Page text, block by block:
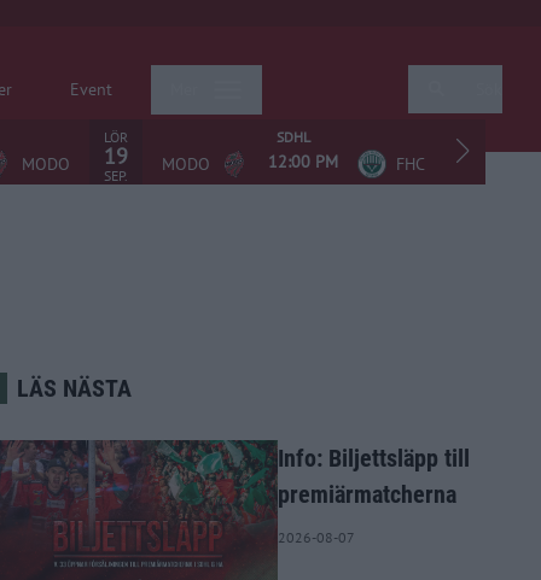
Event
MODO
LÖR
19
SEP.
SDHL
MODO 12:00 PM FHC AIS
LÄS NÄSTA
Info: Biljettsläpp till
premiärmatcherna
2026-08-07